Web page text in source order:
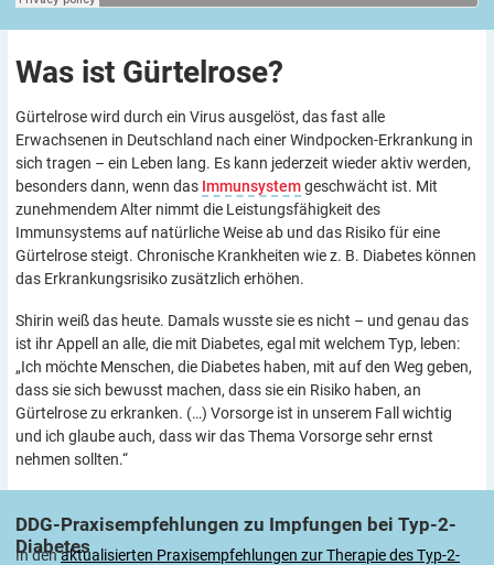
Was ist Gürtelrose?
Gürtelrose wird durch ein Virus ausgelöst, das fast alle
Erwachsenen in Deutschland nach einer Windpocken-Erkrankung in
sich tragen – ein Leben lang. Es kann jederzeit wieder aktiv werden,
besonders dann, wenn das Immunsystemgeschwächt ist. Mit
zunehmendem Alter nimmt die Leistungsfähigkeit des
Immunsystems auf natürliche Weise ab und das Risiko für eine
Gürtelrose steigt. Chronische Krankheiten wie z. B. Diabetes können
das Erkrankungsrisiko zusätzlich erhöhen.
Shirin weiß das heute. Damals wusste sie es nicht – und genau das
ist ihr Appell an alle, die mit Diabetes, egal mit welchem Typ, leben:
„Ich möchte Menschen, die Diabetes haben, mit auf den Weg geben,
dass sie sich bewusst machen, dass sie ein Risiko haben, an
Gürtelrose zu erkranken. (…) Vorsorge ist in unserem Fall wichtig
und ich glaube auch, dass wir das Thema Vorsorge sehr ernst
nehmen sollten.“
DDG-Praxisempfehlungen zu Impfungen bei Typ-2-
Diabetes
In denaktualisierten Praxis­empfehlungen zur Therapie des Typ-2-